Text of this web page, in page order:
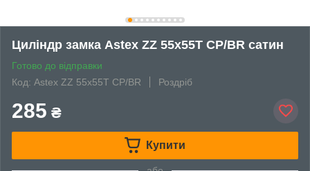
Циліндр замка Astex ZZ 55x55T CP/BR cатин
Готово до відправки
Код: Astex ZZ 55x55T CP/BR
Роздріб
285 ₴
Купити